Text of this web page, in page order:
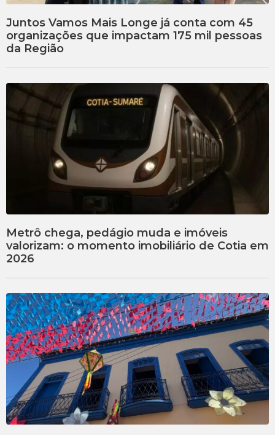
Juntos Vamos Mais Longe já conta com 45
organizações que impactam 175 mil pessoas
da Região
Metrô chega, pedágio muda e imóveis
valorizam: o momento imobiliário de Cotia em
2026